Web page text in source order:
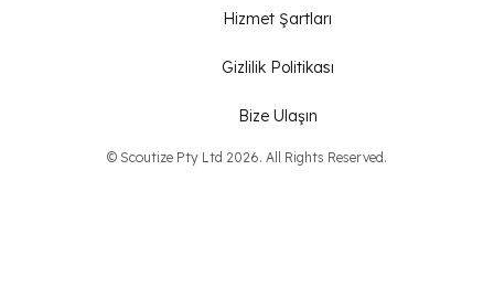
Hizmet Şartları
Gizlilik Politikası
Bize Ulaşın
© Scoutize Pty Ltd 2026. All Rights Reserved.